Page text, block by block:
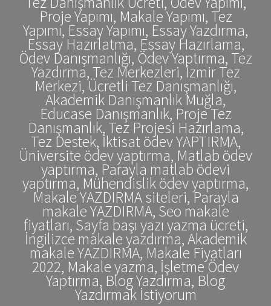
Proje Yapımı, Makale Yapımı, Tez
Yapımı, Essay Yapımı, Essay Yazdırma,
Essay Hazırlatma, Essay Hazırlama,
Ödev Danışmanlığı, Ödev Yaptırma, Tez
Yazdırma, Tez Merkezleri, İzmir Tez
Merkezi, Ücretli Tez Danışmanlığı,
Akademik Danışmanlık Muğla,
Educase Danışmanlık, Proje Tez
Danışmanlık, Tez Projesi Hazırlama,
Tez Destek, İktisat ödev YAPTIRMA,
Üniversite ödev yaptırma, Matlab ödev
yaptırma, Parayla matlab ödevi
yaptırma, Mühendislik ödev yaptırma,
Makale YAZDIRMA siteleri, Parayla
makale YAZDIRMA, Seo makale
fiyatları, Sayfa başı yazı yazma ücreti,
İngilizce makale yazdırma, Akademik
makale YAZDIRMA, Makale Fiyatları
2022, Makale yazma, İşletme Ödev
Yaptırma, Blog Yazdırma, Blog
Yazdırmak İstiyorum